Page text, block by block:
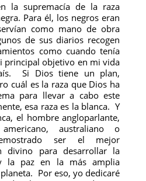
la supremacía de la raza
Para él, los negros eran
como mano de obra
de sus diarios recogen
como cuando tenía
principal objetivo en mi vida
Si Dios tiene un plan,
cuál es la raza que Dios ha
para llevar a cabo este
esa raza es la blanca. Y
el hombre angloparlante,
australiano o
ser el mejor
divino para desarrollar la
la paz en la más amplia
Por eso, yo dedicaré